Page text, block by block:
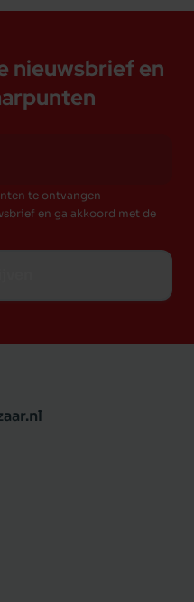
nieuwsbrief en
te ontvangen
en ga akkoord met de